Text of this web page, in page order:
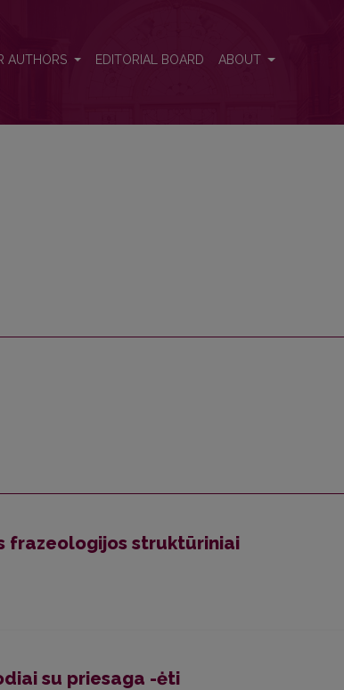
AUTHORS EDITORIAL BOARD ABOUT
frazeologijos struktūriniai
su priesaga -ėti